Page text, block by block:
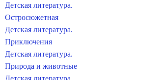
Детская литература.
Остросюжетная
Детская литература.
Приключения
Детская литература.
Природа и животные
Детская литература.